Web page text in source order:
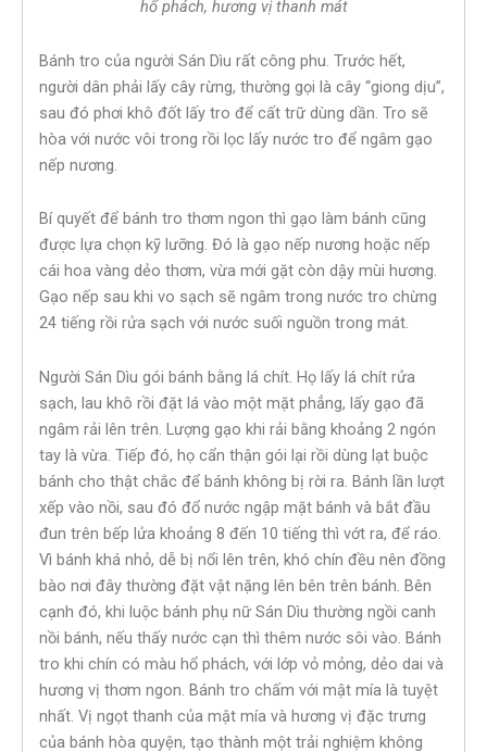
hổ phách, hương vị thanh mát
Bánh tro của người Sán Dìu rất công phu. Trước hết,
người dân phải lấy cây rừng, thường gọi là cây “giong dịu”,
sau đó phơi khô đốt lấy tro để cất trữ dùng dần. Tro sẽ
hòa với nước vôi trong rồi lọc lấy nước tro để ngâm gạo
nếp nương.
Bí quyết để bánh tro thơm ngon thì gạo làm bánh cũng
được lựa chọn kỹ lưỡng. Đó là gạo nếp nương hoặc nếp
cái hoa vàng dẻo thơm, vừa mới gặt còn dậy mùi hương.
Gạo nếp sau khi vo sạch sẽ ngâm trong nước tro chừng
24 tiếng rồi rửa sạch với nước suối nguồn trong mát.
Người Sán Dìu gói bánh bằng lá chít. Họ lấy lá chít rửa
sạch, lau khô rồi đặt lá vào một mặt phẳng, lấy gạo đã
ngâm rải lên trên. Lượng gạo khi rải bằng khoảng 2 ngón
tay là vừa. Tiếp đó, họ cẩn thận gói lại rồi dùng lạt buộc
bánh cho thật chắc để bánh không bị rời ra. Bánh lần lượt
xếp vào nồi, sau đó đổ nước ngập mặt bánh và bắt đầu
đun trên bếp lửa khoảng 8 đến 10 tiếng thì vớt ra, để ráo.
Vì bánh khá nhỏ, dễ bị nổi lên trên, khó chín đều nên đồng
bào nơi đây thường đặt vật nặng lên bên trên bánh. Bên
cạnh đó, khi luộc bánh phụ nữ Sán Dìu thường ngồi canh
nồi bánh, nếu thấy nước cạn thì thêm nước sôi vào. Bánh
tro khi chín có màu hổ phách, với lớp vỏ mỏng, dẻo dai và
hương vị thơm ngon. Bánh tro chấm với mật mía là tuyệt
nhất. Vị ngọt thanh của mật mía và hương vị đặc trưng
của bánh hòa quyện, tạo thành một trải nghiệm không